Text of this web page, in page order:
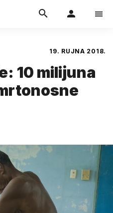
19. RUJNA 2018.
10 milijuna